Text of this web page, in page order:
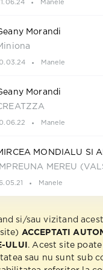
Manele
Morandi
Manele
Morandi
Manele
MONDIALU SI
IMPREUNA MEREU
Manele
si/sau vizitand
ACCEPTATI
ULUI . Acest site
sau nu sunt sub